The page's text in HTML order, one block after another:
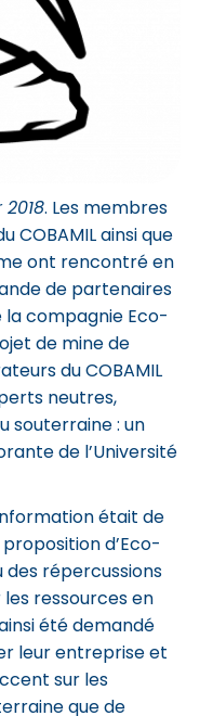
. Les membres
COBAMIL ainsi que
ont rencontré en
de partenaires
compagnie Eco-
de mine de
du COBAMIL
neutres,
souterraine : un
de l’Université
était de
d’Eco-
des répercussions
ressources en
été demandé
leur entreprise et
sur les
que de